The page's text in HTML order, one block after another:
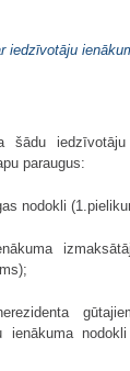
iedzīvotāju
šādu iedzīvotāju
paraugus:
nodokli
ienākuma